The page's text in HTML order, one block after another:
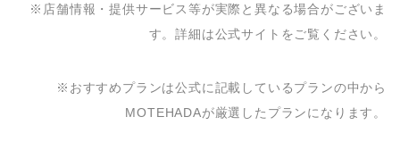
0120-787-854
有明ガーデン院
03-5579-6588
※店舗情報・提供サービス等が実際と異なる場合がございま
す。詳細は公式サイトをご覧ください。
※おすすめプランは公式に記載しているプランの中から
MOTEHADAが厳選したプランになります。